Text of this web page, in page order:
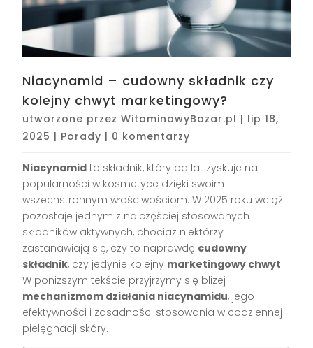
Niacynamid – cudowny składnik czy
kolejny chwyt marketingowy?
utworzone przezWitaminowyBazar.pl | lip 18,
2025 | Porady | 0 komentarzy
Niacynamid to składnik, który od lat zyskuje na
popularności w kosmetyce dzięki swoim
wszechstronnym właściwościom. W 2025 roku wciąż
pozostaje jednym z najczęściej stosowanych
składników aktywnych, chociaż niektórzy
zastanawiają się, czy to naprawdę cudowny
składnik, czy jedynie kolejny marketingowy chwyt.
W poniższym tekście przyjrzymy się bliżej
mechanizmom działania niacynamidu, jego
efektywności i zasadności stosowania w codziennej
pielęgnacji skóry.